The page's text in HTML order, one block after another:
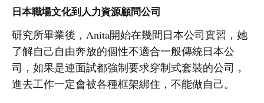
日本職場文化到人力資源顧問公司
研究所畢業後，Anita開始在幾間日本公司實習，她
了解自己自由奔放的個性不適合一般傳統日本公
司，如果是連面試都強制要求穿制式套裝的公司，
進去工作一定會被各種框架綁住，不能做自己。